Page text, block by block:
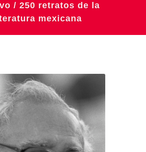
/ 250 retratos de la
mexicana